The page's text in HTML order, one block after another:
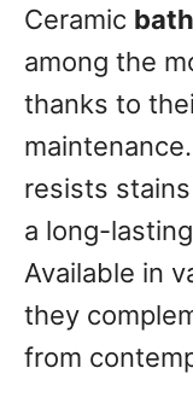
Ceramic
among the
thanks to
resists
a long-
Available in
they
from